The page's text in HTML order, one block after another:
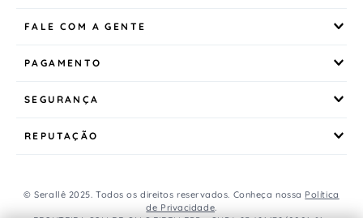
FALE COM A GENTE
PAGAMENTO
SEGURANÇA
REPUTAÇÃO
© Serallê 2025. Todos os direitos reservados. Conheça nossa Política
de Privacidade.